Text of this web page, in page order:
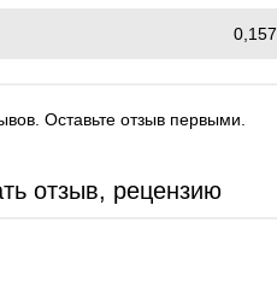
0,157
Оставьте отзыв первыми.
отзыв, рецензию